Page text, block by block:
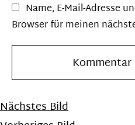
Name, E-Mail-Adresse
Browser für meinen
Nächstes Bild